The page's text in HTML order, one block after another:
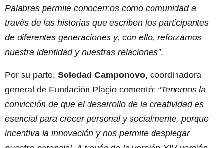
Palabras permite conocernos como comunidad a
través de las historias que escriben los participantes
de diferentes generaciones y, con ello, reforzamos
nuestra identidad y nuestras relaciones”.
Por su parte, Soledad Camponovo, coordinadora
general de Fundación Plagio comentó: “Tenemos la
convicción de que el desarrollo de la creatividad es
esencial para crecer personal y socialmente, porque
incentiva la innovación y nos permite desplegar